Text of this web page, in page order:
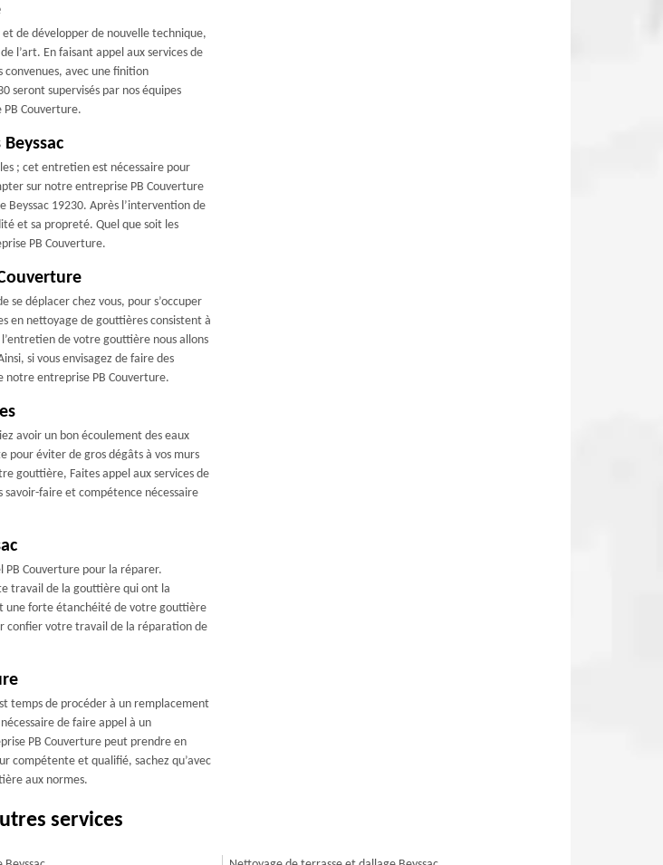
de développer de nouvelle technique,
l’art. En faisant appel aux services de
convenues, avec une finition
seront supervisés par nos équipes
Couverture.
; cet entretien est nécessaire pour
sur notre entreprise PB Couverture
19230. Après l’intervention de
et sa propreté. Quel que soit les
PB Couverture.
se déplacer chez vous, pour s’occuper
en nettoyage de gouttières consistent à
de votre gouttière nous allons
si vous envisagez de faire des
notre entreprise PB Couverture.
avoir un bon écoulement des eaux
pour éviter de gros dégâts à vos murs
gouttière, Faites appel aux services de
savoir-faire et compétence nécessaire
Couverture pour la réparer.
travail de la gouttière qui ont la
une forte étanchéité de votre gouttière
confier votre travail de la réparation de
temps de procéder à un remplacement
de faire appel à un
PB Couverture peut prendre en
compétente et qualifié, sachez qu’avec
aux normes.
services